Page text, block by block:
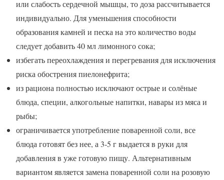
или слабость сердечной мышцы, то доза рассчитывается
индивидуально. Для уменьшения способности
образования камней и песка на это количество воды
следует добавить 40 мл лимонного сока;
избегать переохлаждения и перегревания для исключения
риска обострения пиелонефрита;
из рациона полностью исключают острые и солёные
блюда, специи, алкогольные напитки, навары из мяса и
рыбы;
ограничивается употребление поваренной соли, все
блюда готовят без нее, а 3-5 г выдается в руки для
добавления в уже готовую пищу. Альтернативным
вариантом является замена поваренной соли на розовую